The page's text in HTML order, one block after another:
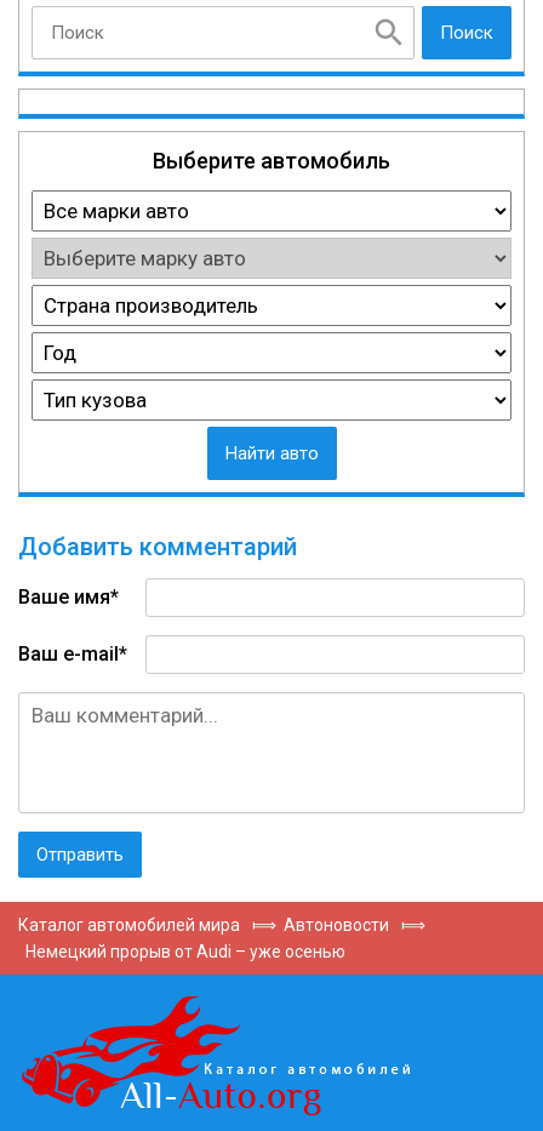
Поиск
Выберите автомобиль
Найти авто
Добавить комментарий
Ваше имя*
Ваш e-mail*
Каталог автомобилей мира ⟾ Автоновости
⟾
Немецкий прорыв от Audi – уже осенью